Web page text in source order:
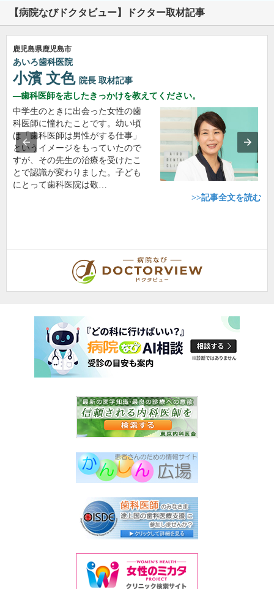
【病院なびドクタビュー】ドクター取材記事
鹿児島県鹿児島市
あいろ歯科医院
小濱 文色 院長 取材記事
歯科医師を志したきっかけを教えてください。
中学生のときに出会った女性の歯
科医師に憧れたことです。幼い頃
は「歯科医師は男性がする仕事」
というイメージをもっていたので
すが、その先生の治療を受けたこ
とで認識が変わりました。子ども
にとって歯科医院は敬…
>>記事全文を読む